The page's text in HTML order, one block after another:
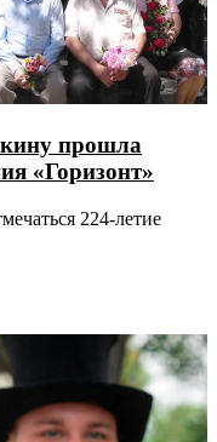
прошла
«Горизонт»
224-летие